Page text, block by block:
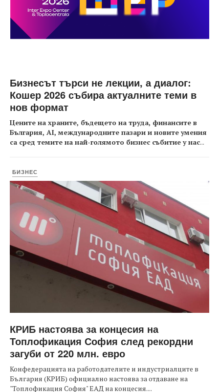
Бизнесът търси не лекции, а диалог:
Кошер 2026 събира актуалните теми в
нов формат
Цените на храните, бъдещето на труда, финансите в
България, AI, международните пазари и новите умения
са сред темите на най-голямото бизнес събитие у нас...
БИЗНЕС
КРИБ настоява за концесия на
Топлофикация София след рекордни
загуби от 220 млн. евро
Конфедерацията на работодателите и индустриалците в
България (КРИБ) официално настоява за отдаване на
"Топлофикация София" ЕАД на концесия....